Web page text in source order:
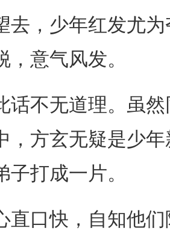
，少年红发尤为
意气风发。
不无道理。虽然
，方玄无疑是少
子打成一片。
口快，自知他们